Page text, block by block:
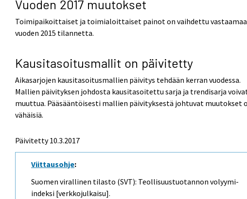
Vuoden 2017 muutokset
Toimipaikoittaiset ja toimialoittaiset painot on vaihdettu
vuoden 2015 tilannetta.
Kausitasoitusmallit on päivitetty
Aikasarjojen kausitasoitusmallien päivitys tehdään kerran vuodessa.
Mallien päivityksen johdosta kausitasoitettu sarja ja trendisarja
muuttua. Pääsääntöisesti mallien päivityksestä johtuvat muutokset
vähäisiä.
Päivitetty 10.3.2017
Viittausohje:
Suomen virallinen tilasto (SVT): Teollisuustuotannon volyymi-
indeksi [verkkojulkaisu].